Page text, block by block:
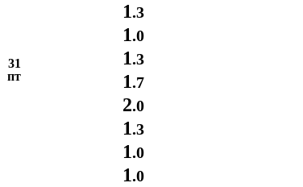
31
пт
1.3
1.0
1.3
1.7
2.0
1.3
1.0
1.0